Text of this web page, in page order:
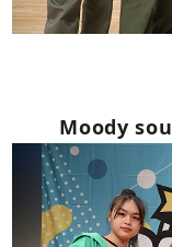
Moody soul